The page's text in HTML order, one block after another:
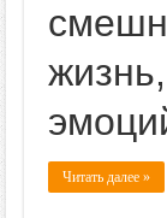
Читать далее »